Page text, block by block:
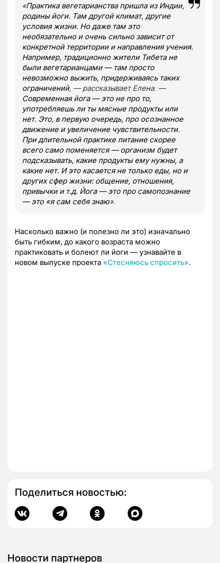
«Практика вегетарианства пришла из Индии,
родины йоги. Там другой климат, другие
условия жизни. Но даже там это
необязательно и очень сильно зависит от
конкретной территории и направления учения.
Например, традиционно жители Тибета не
были вегетарианцами — там просто
невозможно выжить, придерживаясь таких
ограничений, — рассказывает Елена. —
Современная йога — это не про то,
употребляешь ли ты мясные продукты или
нет. Это, в первую очередь, про осознанное
движение и увеличение чувствительности.
При длительной практике питание скорее
всего само поменяется — организм будет
подсказывать, какие продукты ему нужны, а
какие нет. И это касается не только еды, но и
других сфер жизни: общение, отношения,
привычки и т.д. Йога — это про самопознание
— это «я сам себя знаю».
Насколько важно (и полезно ли это) изначально
быть гибким, до какого возраста можно
практиковать и болеют ли йоги — узнавайте в
новом выпуске проекта «Стесняюсь спросить».
Поделиться новостью:
Новости партнеров